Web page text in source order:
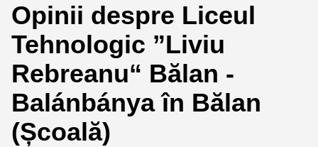
Opinii despre Liceul
Tehnologic ”Liviu
Rebreanu“ Bălan -
Balánbánya în Bălan
(Școală)